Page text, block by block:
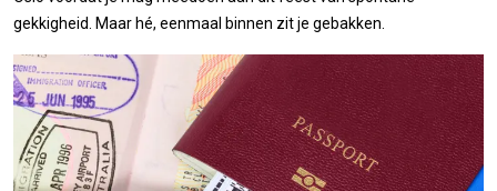
gekkigheid. Maar hé, eenmaal binnen zit je gebakken.